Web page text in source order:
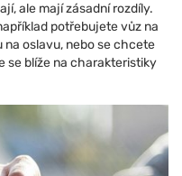
ale mají zásadní rozdíly.
potřebujete vůz na
na oslavu, nebo se chcete
se blíže na charakteristiky